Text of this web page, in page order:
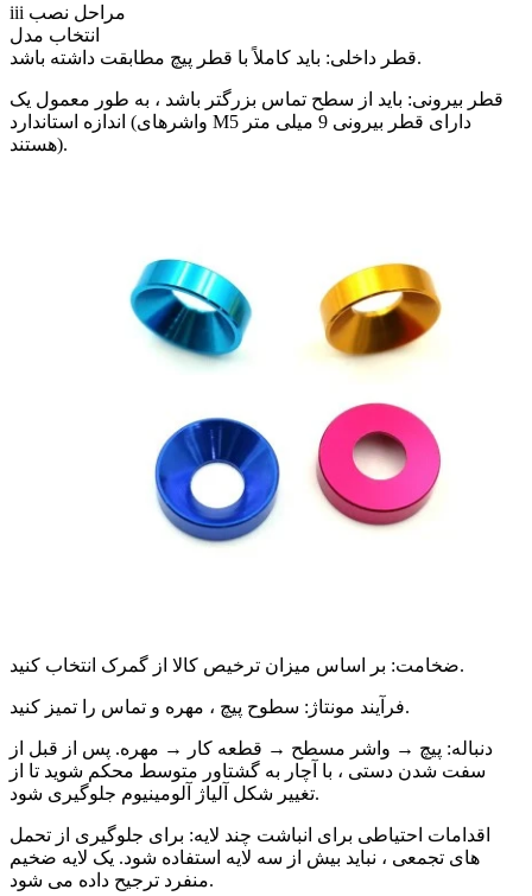
iii مراحل نصب
انتخاب مدل
قطر داخلی: باید کاملاً با قطر پیچ مطابقت داشته باشد.
قطر بیرونی: باید از سطح تماس بزرگتر باشد ، به طور معمول یک
اندازه استاندارد (واشرهای M5 دارای قطر بیرونی 9 میلی متر
هستند).
ضخامت: بر اساس میزان ترخیص کالا از گمرک انتخاب کنید.
فرآیند مونتاژ: سطوح پیچ ، مهره و تماس را تمیز کنید.
دنباله: پیچ → واشر مسطح → قطعه کار → مهره. پس از قبل از
سفت شدن دستی ، با آچار به گشتاور متوسط محکم شوید تا از
تغییر شکل آلیاژ آلومینیوم جلوگیری شود.
اقدامات احتیاطی برای انباشت چند لایه: برای جلوگیری از تحمل
های تجمعی ، نباید بیش از سه لایه استفاده شود. یک لایه ضخیم
منفرد ترجیح داده می شود.